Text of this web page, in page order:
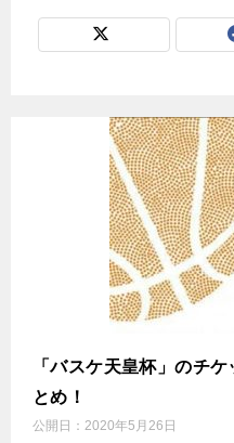
「バスケ天皇杯」のチ
とめ！
公開日： 2020年5月26日